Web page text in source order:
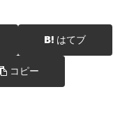
はてブ
コピー